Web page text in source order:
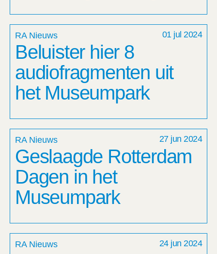
RA Nieuws 01 jul 2024
Beluister hier 8
audiofragmenten uit
het Museumpark
RA Nieuws 27 jun 2024
Geslaagde Rotterdam
Dagen in het
Museumpark
RA Nieuws 24 jun 2024